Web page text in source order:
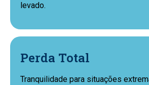
levado.
Perda Total
Tranquilidade para situações